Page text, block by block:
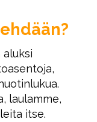
laulamme,
itse.